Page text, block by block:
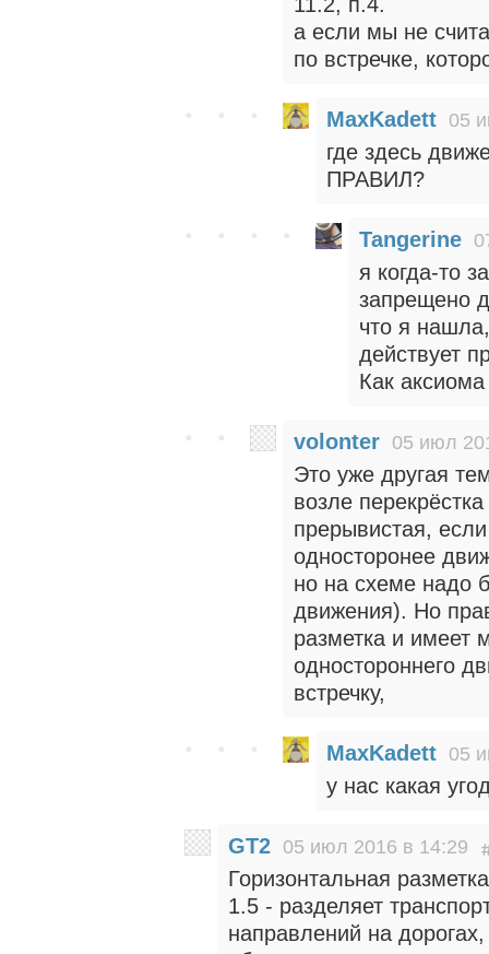
а если мы не
по встречке,
MaxKadett 05
где здесь
ПРАВИЛ?
Tangerine
я когда-то
запрещено
что я
действует
Как
volonter 05 июл
Это уже другая
возле
прерывистая,
односторонее
но на схеме надо
движения). Но
разметка и имеет
одностороннего
встречку,
MaxKadett 05
у нас какая
GT2 05 июл 2016 в 14:29
Горизонтальная
1.5 - разделяет
направлений на